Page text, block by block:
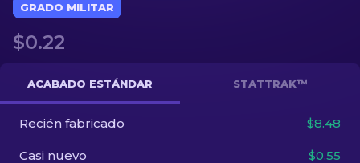
Guantes
Otro
ES
GRADO MILITAR
$0.22
ACABADO ESTÁNDAR STATTRAK™
Recién fabricado $8.48
Casi nuevo $0.55